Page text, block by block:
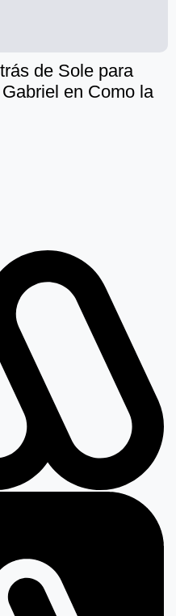
de Sole para
en Como la